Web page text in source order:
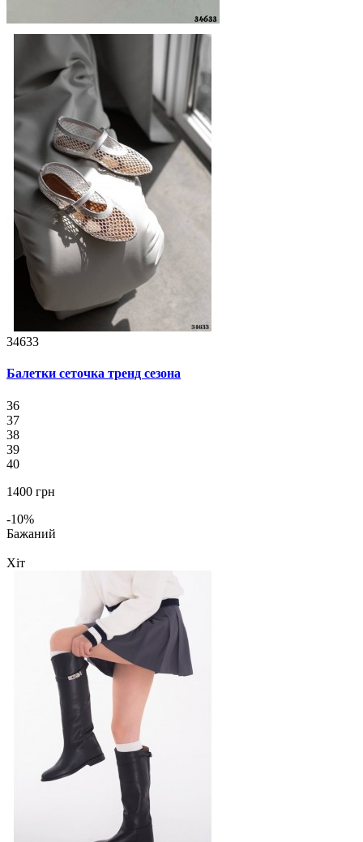
34633
Балетки сеточка тренд сезона
36
37
38
39
40
1400 грн
-10%
Бажаний
Хіт